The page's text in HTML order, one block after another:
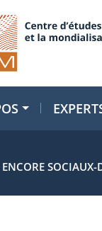
ENCORE SOCIAUX-